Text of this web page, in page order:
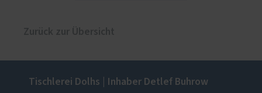
Tischlerei Dolhs | Inhaber Detlef Buhrow